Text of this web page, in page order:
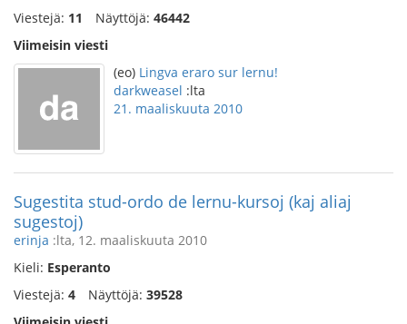
Viestejä: 11 Näyttöjä: 46442
Viimeisin viesti
(eo) Lingva eraro sur lernu!
darkweasel :lta
21. maaliskuuta 2010
Sugestita stud-ordo de lernu-kursoj (kaj aliaj
sugestoj)
erinja :lta, 12. maaliskuuta 2010
Kieli: Esperanto
Viestejä: 4 Näyttöjä: 39528